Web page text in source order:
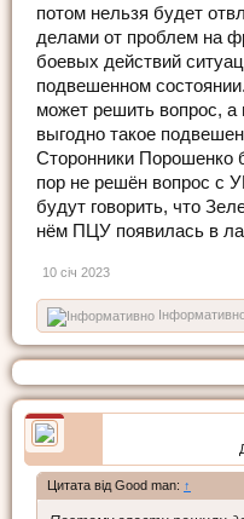
потом нельзя будет
делами от проблем на
боевых действий
подвешенном
может решить вопрос, а
выгодно такое
Сторонники Порошенко
пор не решён вопрос с
будут говорить, что
нём ПЦУ появилась в
10 січ 2023
Цитата від Good man: ↑